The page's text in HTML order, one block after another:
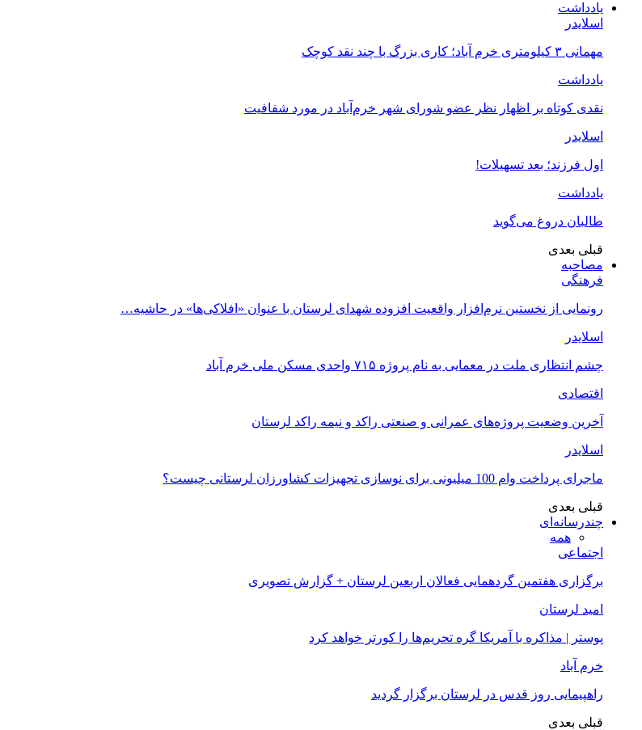
یادداشت
اسلایدر
مهمانی ۳ کیلومتری خرم آباد؛ کاری بزرگ با چند نقد کوچک
یادداشت
نقدی کوتاه بر اظهار نظر عضو شورای شهر خرم‌آباد در مورد شفافیت
اسلایدر
اول فرزند؛ بعد تسهیلات!
یادداشت
طالبان دروغ می‌گوید
قبلی بعدی
مصاحبه
فرهنگی
رونمایی از نخستین نرم‌افزار واقعیت افزوده شهدای لرستان با عنوان «افلاکی‌ها» در حاشیه…
اسلایدر
چشم انتظاری ملت در معمایی به نام پروژه ۷۱۵ واحدی مسکن ملی خرم آباد
اقتصادی
آخرین وضعیت پروژه‌های عمرانی و صنعتی راکد و نیمه راکد لرستان
اسلایدر
ماجرای پرداخت وام 100 میلیونی برای نوسازی تجهیزات کشاورزان لرستانی چیست؟
قبلی بعدی
چندرسانه‌ای
همه
اجتماعی
برگزاری هفتمین گردهمایی فعالان اربعین لرستان + گزارش تصویری
امید لرستان
پوستر | مذاکره با آمریکا گره تحریم‌ها را کورتر خواهد کرد
خرم آباد
راهپیمایی روز قدس در لرستان برگزار گردید
قبلی بعدی